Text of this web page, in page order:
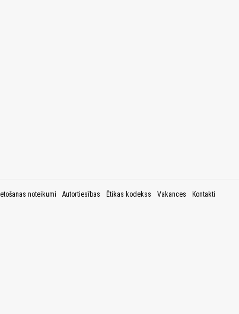
noteikumi Autortiesības Ētikas kodekss Vakances Kontakti